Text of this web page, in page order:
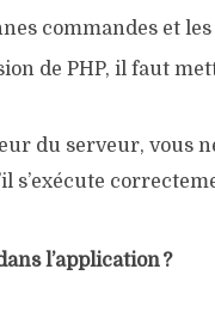
commandes et
de PHP, il faut
du serveur, vous
s’exécute
l’application ?